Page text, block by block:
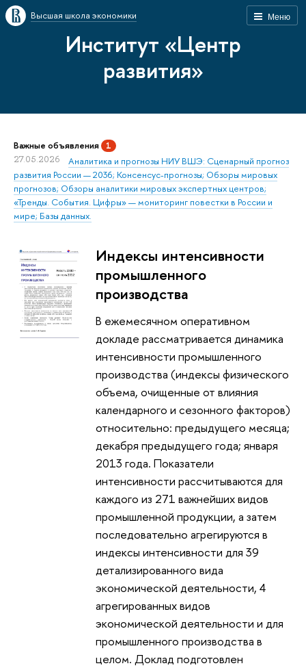
Меню
Высшая школа экономики
Институт «Центр
развития»
Важные объявления 1
27.05.2026
Аналитика и прогнозы НИУ ВШЭ: Сценарный прогноз
развития России — 2036; Консенсус-прогнозы; Обзоры мировых
прогнозов; Обзоры аналитики мировых экспертных центров;
«Тренды. События. Цифры» — мониторинг повестки в России и
мире; Базы данных.
Индексы интенсивности
промышленного
производства
В ежемесячном оперативном
докладе рассматривается динамика
интенсивности промышленного
производства (индексы физического
объема, очищенные от влияния
календарного и сезонного факторов)
относительно: предыдущего месяца;
декабря предыдущего года; января
2013 года. Показатели
интенсивности рассчитываются для
каждого из 271 важнейших видов
промышленной продукции, а затем
последовательно агрегируются в
индексы интенсивности для 39
детализированного вида
экономической деятельности, 4
агрегированных видов
экономической деятельности и для
промышленного производства в
целом. Доклад подготовлен